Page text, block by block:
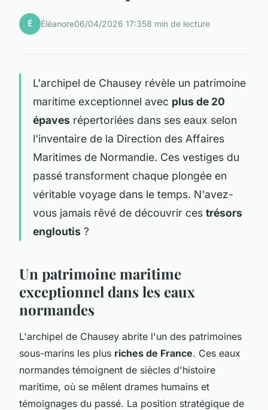
É Éléanore06/04/2026 17:358 min de lecture
L'archipel de Chausey révèle un patrimoine
maritime exceptionnel avec plus de 20
épaves répertoriées dans ses eaux selon
l'inventaire de la Direction des Affaires
Maritimes de Normandie. Ces vestiges du
passé transforment chaque plongée en
véritable voyage dans le temps. N'avez-
vous jamais rêvé de découvrir ces trésors
engloutis ?
Un patrimoine maritime
exceptionnel dans les eaux
normandes
L'archipel de Chausey abrite l'un des patrimoines
sous-marins les plus riches de France. Ces eaux
normandes témoignent de siècles d'histoire
maritime, où se mêlent drames humains et
témoignages du passé. La position stratégique de